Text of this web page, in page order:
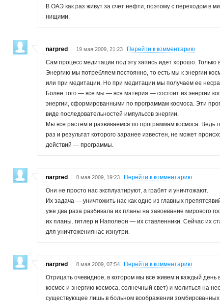
В ОАЭ как раз живут за счет нефти, поэтому с переходом в
нищими.
narpred 19 мая 2009, 21:23
Перейти к комментарию
Сам процесс медитации под эту запись идет хорошо.
Энергию мы потребляем постоянно, то есть мы к энергии
или при медитации. Но при медитации мы получаем ее
Более того — все мы — вся материя — состоит из энергии
энергии, сформированными по программам космоса. Эти
виде последовательностей импульсов энергии.
Мы все растем и развиваемся по программам космоса.
раз и результат которого заранее известен, не может
действий — программы.
narpred 8 мая 2009, 19:23
Перейти к комментарию
Они не просто нас эксплуатируют, а грабят и уничтожают.
Их задача — уничтожить нас как одно из главных
уже два раза разбивала их планы на завоевание мирового
их планы. гитлер и Наполеон — их ставленники. Сейчас их
для уничтожениянас изнутри.
narpred 8 мая 2009, 07:54
Перейти к комментарию
Отрицать очевидное, в котором мы все живем и каждый
космос и энергию космоса, солнечный свет) и молиться на
существующее лишь в больном воображении